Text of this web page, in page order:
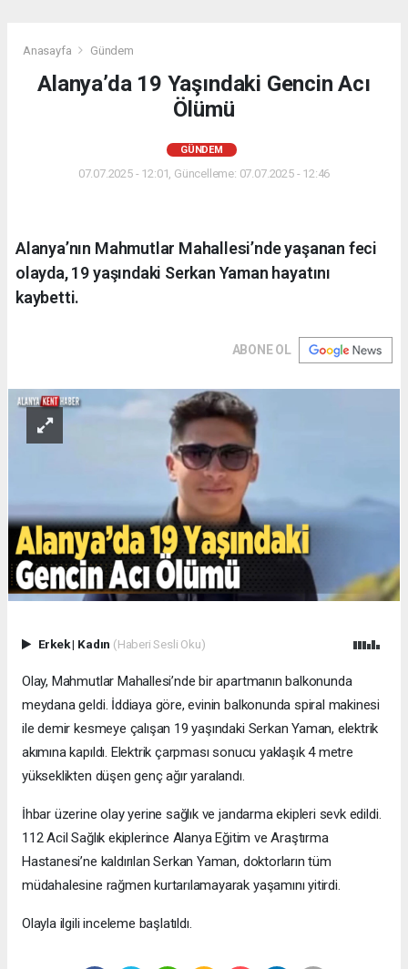
Anasayfa Gündem
Alanya’da 19 Yaşındaki Gencin Acı
Ölümü
GÜNDEM
07.07.2025 - 12:01, Güncelleme: 07.07.2025 - 12:46
Alanya’nın Mahmutlar Mahallesi’nde yaşanan feci
olayda, 19 yaşındaki Serkan Yaman hayatını
kaybetti.
ABONE OL
Erkek| Kadın (Haberi Sesli Oku)
Olay, Mahmutlar Mahallesi’nde bir apartmanın balkonunda
meydana geldi. İddiaya göre, evinin balkonunda spiral makinesi
ile demir kesmeye çalışan 19 yaşındaki Serkan Yaman, elektrik
akımına kapıldı. Elektrik çarpması sonucu yaklaşık 4 metre
yükseklikten düşen genç ağır yaralandı.
İhbar üzerine olay yerine sağlık ve jandarma ekipleri sevk edildi.
112 Acil Sağlık ekiplerince Alanya Eğitim ve Araştırma
Hastanesi’ne kaldırılan Serkan Yaman, doktorların tüm
müdahalesine rağmen kurtarılamayarak yaşamını yitirdi.
Olayla ilgili inceleme başlatıldı.